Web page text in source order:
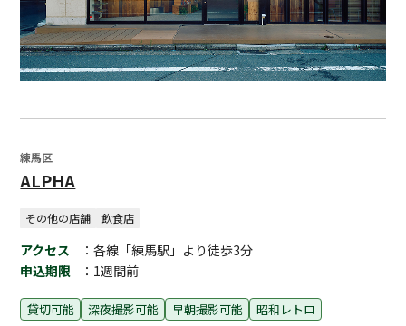
練馬区
ALPHA
その他の店舗 飲食店
アクセス
：各線「練馬駅」より徒歩3分
申込期限
：1週間前
貸切可能 深夜撮影可能 早朝撮影可能 昭和レトロ